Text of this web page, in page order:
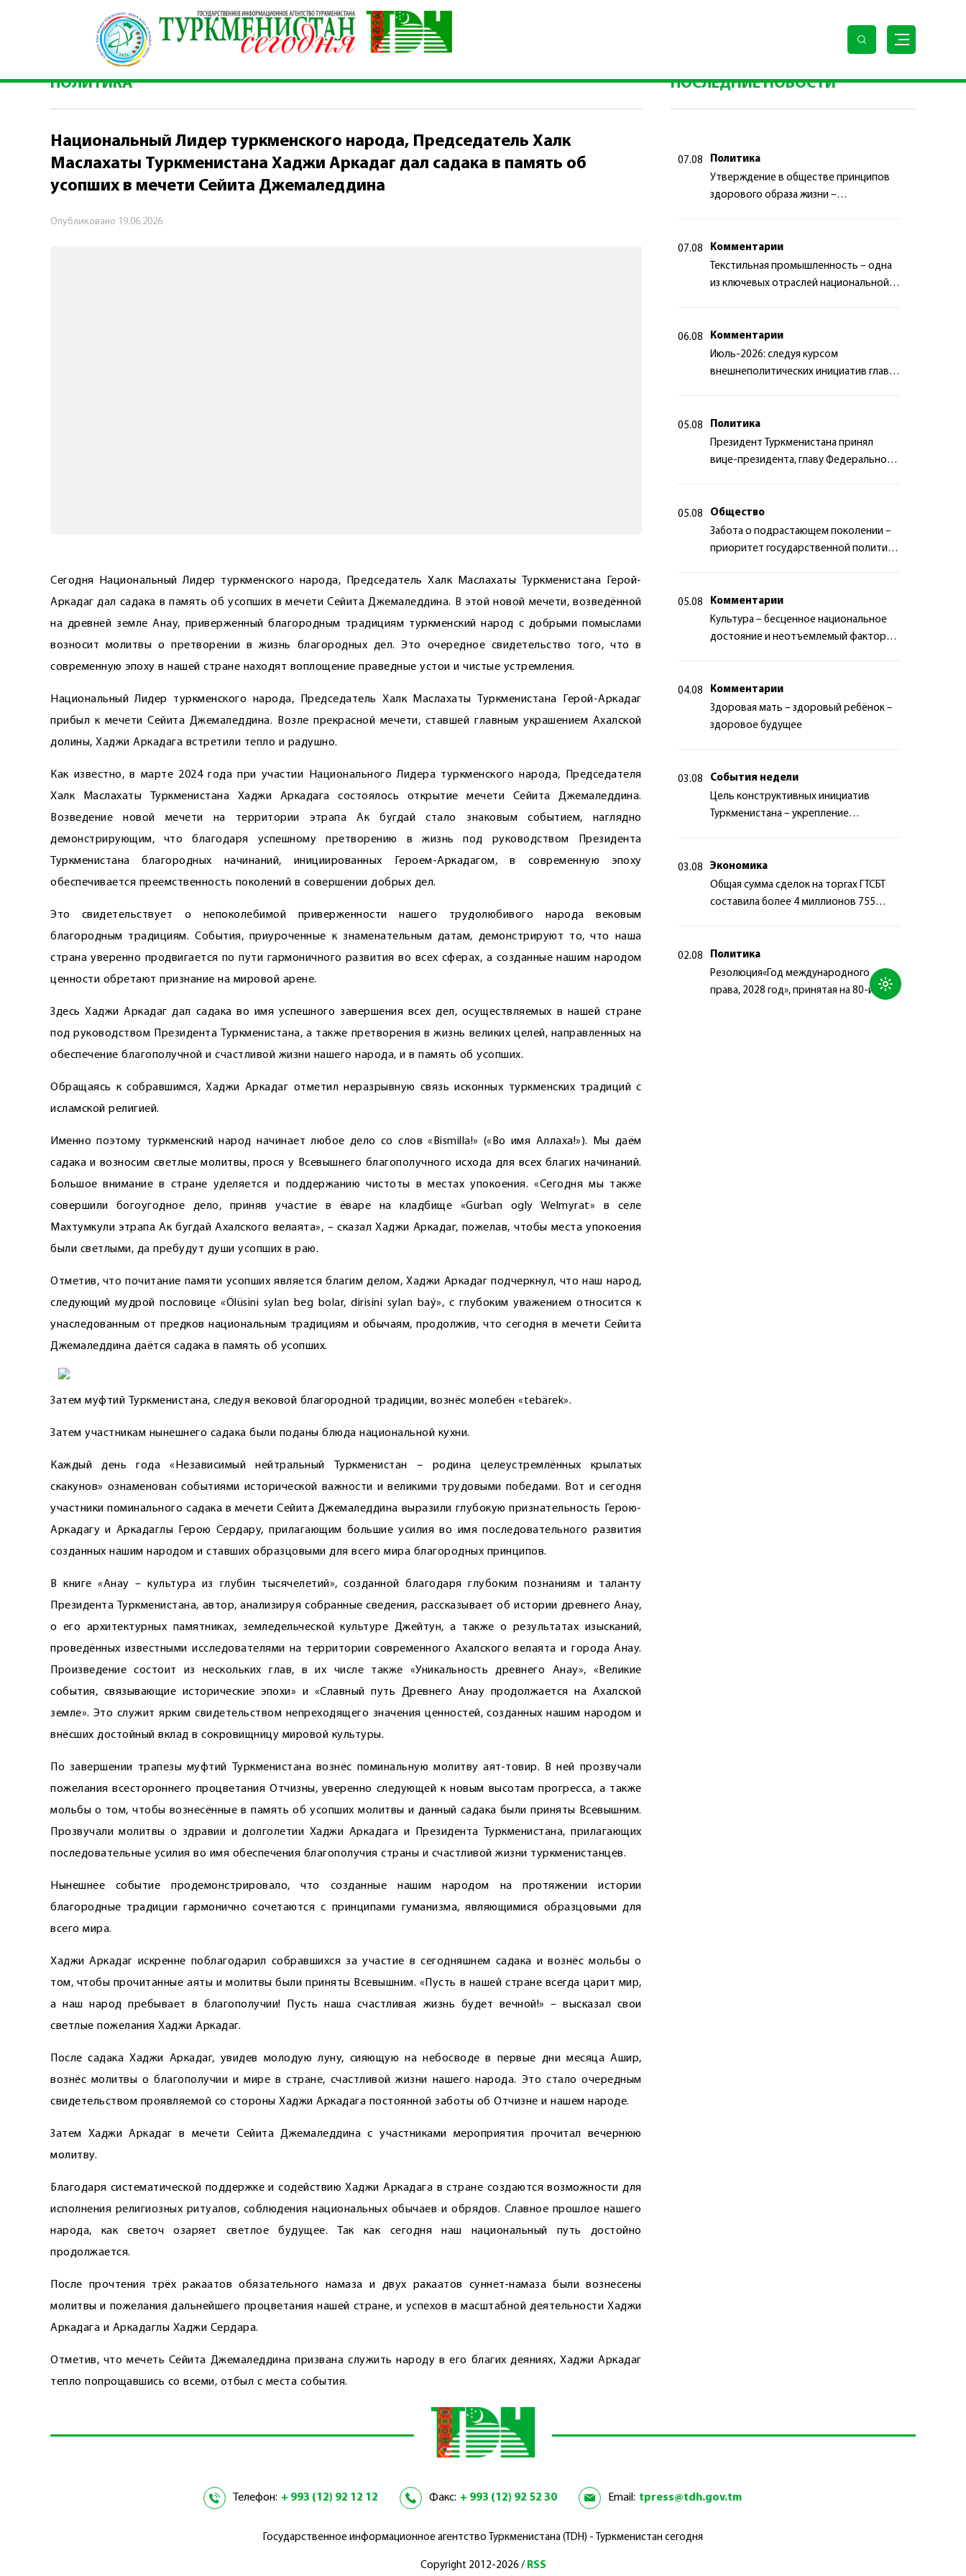
\ Политика \
Национальный Лидер туркменского народа, Председатель Халк Маслахаты Туркменистана Хаджи Аркадаг дал садака в память об усопших в
мечети Сейита Джемаледдина
ПОЛИТИКА
Национальный Лидер туркменского народа, Председатель Халк
Маслахаты Туркменистана Хаджи Аркадаг дал садака в память об
усопших в мечети Сейита Джемаледдина
Опубликовано 19.06.2026
Сегодня Национальный Лидер туркменского народа, Председатель Халк Маслахаты Туркменистана Герой-
Аркадаг дал садака в память об усопших в мечети Сейита Джемаледдина. В этой новой мечети, возведённой
на древней земле Анау, приверженный благородным традициям туркменский народ с добрыми помыслами
возносит молитвы о претворении в жизнь благородных дел. Это очередное свидетельство того, что в
современную эпоху в нашей стране находят воплощение праведные устои и чистые устремления.
Национальный Лидер туркменского народа, Председатель Халк Маслахаты Туркменистана Герой-Аркадаг
прибыл к мечети Сейита Джемаледдина. Возле прекрасной мечети, ставшей главным украшением Ахалской
долины, Хаджи Аркадага встретили тепло и радушно.
Как известно, в марте 2024 года при участии Национального Лидера туркменского народа, Председателя
Халк Маслахаты Туркменистана Хаджи Аркадага состоялось открытие мечети Сейита Джемаледдина.
Возведение новой мечети на территории этрапа Ак бугдай стало знаковым событием, наглядно
демонстрирующим, что благодаря успешному претворению в жизнь под руководством Президента
Туркменистана благородных начинаний, инициированных Героем-Аркадагом, в современную эпоху
обеспечивается преемственность поколений в совершении добрых дел.
Это свидетельствует о непоколебимой приверженности нашего трудолюбивого народа вековым
благородным традициям. События, приуроченные к знаменательным датам, демонстрируют то, что наша
страна уверенно продвигается по пути гармоничного развития во всех сферах, а созданные нашим народом
ценности обретают признание на мировой арене.
Здесь Хаджи Аркадаг дал садака во имя успешного завершения всех дел, осуществ­ляемых в нашей стране
под руководством Президента Туркменистана, а также претворения в жизнь великих целей, направленных на
обеспечение благополучной и счастливой жизни нашего народа, и в память об усопших.
Обращаясь к собравшимся, Хаджи Аркадаг отметил неразрывную связь исконных туркменских традиций с
исламской религией.
Именно поэтому туркменский народ начинает любое дело со слов «Bismilla!» («Во имя Аллаха!»). Мы даём
садака и возносим светлые молитвы, прося у Всевышнего благополучного исхода для всех благих начинаний.
Большое внимание в стране уделяется и поддержанию чистоты в местах упокоения. «Сегодня мы также
совершили богоугодное дело, приняв участие в ёваре на кладбище «Gurban ogly Welmyrat» в селе
Махтумкули этрапа Ак бугдай Ахалского велаята», – сказал Хаджи Аркадаг, пожелав, чтобы места упокоения
были светлыми, да пребудут души усопших в раю.
Отметив, что почитание памяти усопших является благим делом, Хаджи Аркадаг подчеркнул, что наш народ,
следующий мудрой пословице «Ölüsini sylan beg bolar, dirisini sylan baý», с глубоким уважением относится к
унаследованным от предков национальным традициям и обычаям, продолжив, что сегодня в мечети Сейита
Джемаледдина даётся садака в память об усопших.
Затем муфтий Туркменистана, следуя вековой благородной традиции, вознёс молебен «tebärek».
Затем участникам нынешнего садака были поданы блюда национальной кухни.
Каждый день года «Независимый нейтральный Туркменистан – родина целе­устремлённых крылатых
скакунов» ознаменован событиями исторической важности и великими трудовыми победами. Вот и сегодня
участники поминального садака в мечети Сейита Джемаледдина выразили глубокую признательность ­Герою-
Аркадагу и Аркадаглы Герою ­Сердару, прилагающим большие усилия во имя последовательного развития
созданных нашим народом и ставших образцовыми для всего мира благородных принципов.
В книге «Анау – культура из глубин тысячелетий», созданной благодаря глубоким познаниям и таланту
Президента Туркменистана, автор, анализируя собранные сведения, рассказывает об истории древнего Анау,
о его архитектурных памятниках, земледельческой культуре Джейтун, а также о результатах изысканий,
проведённых известными исследователями на территории современного Ахалского велаята и города Анау.
Произведение состоит из нескольких глав, в их числе также «Уникальность древнего Анау», «Великие
события, связывающие исторические эпохи» и «Славный путь Древнего Анау продолжается на Ахалской
земле». Это служит ярким свидетельством непреходящего значения ценностей, созданных нашим народом и
внёсших достойный вклад в сокровищницу мировой культуры.
По завершении трапезы муфтий Туркменистана вознёс поминальную молитву аят-товир. В ней прозвучали
пожелания всестороннего процветания Отчизны, уверенно следующей к новым высотам прогресса, а также
мольбы о том, чтобы вознесённые в память об усопших молитвы и данный садака были приняты Всевышним.
Прозвучали молитвы о здравии и долголетии Хаджи Аркадага и Президента Туркменистана, прилагающих
последовательные усилия во имя обеспечения благополучия страны и счастливой жизни туркменистанцев.
Нынешнее событие продемонстрировало, что созданные нашим народом на протяжении истории
благородные традиции гармонично сочетаются с принципами гуманизма, являющимися образцовыми для
всего мира.
Хаджи Аркадаг искренне поблагодарил собравшихся за участие в сегодняшнем садака и вознёс мольбы о
том, чтобы прочитанные аяты и молитвы были приняты Всевышним. «Пусть в нашей стране всегда царит мир,
а наш народ пребывает в благополучии! Пусть наша счастливая жизнь будет вечной!» – высказал свои
светлые пожелания Хаджи Аркадаг.
После садака Хаджи Аркадаг, увидев молодую луну, сияющую на небосводе в первые дни месяца Ашир,
вознёс молитвы о благополучии и мире в стране, счастливой жизни нашего народа. Это стало очередным
свидетельством проявляемой со стороны Хаджи Аркадага постоянной заботы об Отчизне и нашем народе.
Затем Хаджи Аркадаг в мечети Сейита Джемаледдина с участниками мероприятия прочитал вечернюю
молитву.
Благодаря систематической поддержке и содействию Хаджи Аркадага в стране создаются возможности для
исполнения религиозных ритуалов, соблюдения национальных обычаев и обрядов. Славное прошлое нашего
народа, как светоч озаряет светлое будущее. Так как сегодня наш национальный путь достойно
продолжается.
После прочтения трёх ракаатов обязательного намаза и двух ракаатов суннет-намаза были вознесены
молитвы и пожелания дальнейшего процветания нашей стране, и успехов в масштабной ­деятельности Хаджи
Аркадага и ­Аркадаглы Хаджи Сердара.
Отметив, что мечеть Сейита Джемаледдина призвана служить народу в его благих деяниях, Хаджи Аркадаг
тепло попрощавшись со всеми, отбыл с места события.
ПОСЛЕДНИЕ НОВОСТИ
07.08
Политика
Утверждение в обществе принципов
здорового образа жизни –
07.08
Комментарии
Текстильная промышленность – одна
из ключевых отраслей национальной
06.08
Комментарии
Июль-2026: следуя курсом
внешнеполитических инициатив главы
05.08
Политика
Президент Туркменистана принял
вице-президента, главу Федерального
05.08
Общество
Забота о подрастающем поколении –
приоритет государственной политики
05.08
Комментарии
Культура – бесценное национальное
достояние и неотъемлемый фактор
04.08
Комментарии
Здоровая мать – здоровый ребёнок –
здоровое будущее
03.08
События недели
Цель конструктивных инициатив
Туркменистана – укрепление
03.08
Экономика
Общая сумма сделок на торгах ГТСБТ
составила более 4 миллионов 755
02.08
Политика
Резолюция«Год международного
права, 2028 год», принятая на 80-й
Телефон: + 993 (12) 92 12 12 Факс: + 993 (12) 92 52 30 Email: tpress@tdh.gov.tm
Государственное информационное агентство Туркменистана (TDH) - Туркменистан сегодня
Copyright 2012-2026 / RSS